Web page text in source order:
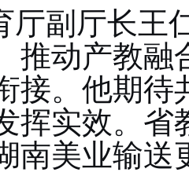
厅副厅长王
推动产教
接。他期待
挥实效。省
南美业输送